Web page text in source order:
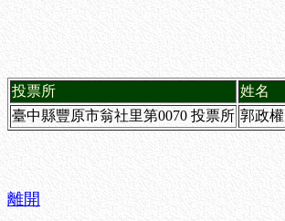
投票所 姓名
臺中縣豐原市翁社里第0070 投票所 郭政權
離開